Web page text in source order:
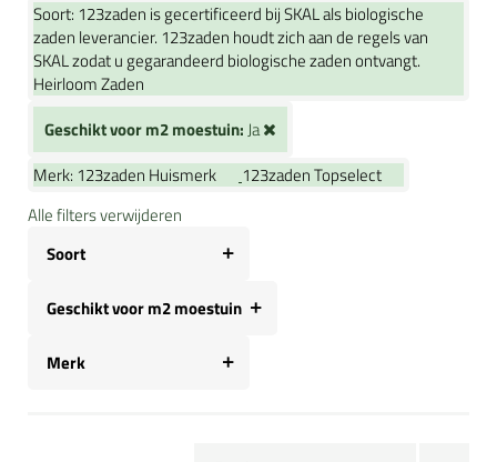
Soort: 123zaden is gecertificeerd bij SKAL als biologische
zaden leverancier. 123zaden houdt zich aan de regels van
SKAL zodat u gegarandeerd biologische zaden ontvangt.
Heirloom Zaden
Geschikt voor m2 moestuin:Ja
Merk: 123zaden Huismerk
123zaden Topselect
Alle filters verwijderen
Soort
Geschikt voor m2 moestuin
Merk